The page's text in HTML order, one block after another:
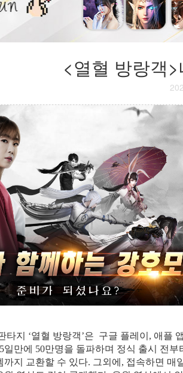
<열혈 방랑객
타지
‘열혈 방랑객’은 구글 플레이, 애플
일만에 50만명을 돌파하며 정식 출시 전
지 교환할 수 있다. 그외에, 접속하면